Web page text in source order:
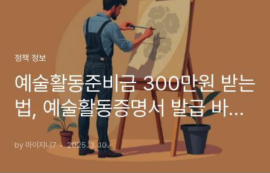
정책 정보
예술활동준비금 300만원 받는
법, 예술활동증명서 발급 바로
가기
by 마이지니7 2025. 3. 10.